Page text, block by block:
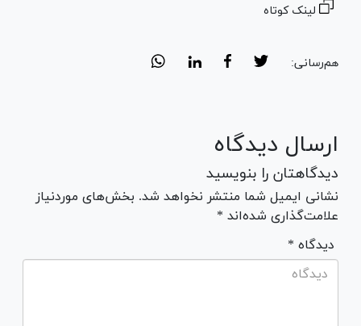
لینک کوتاه
هم‌رسانی:
ارسال دیدگاه
دیدگاهتان را بنویسید
نشانی ایمیل شما منتشر نخواهد شد. بخش‌های موردنیاز
علامت‌گذاری شده‌اند *
* دیدگاه